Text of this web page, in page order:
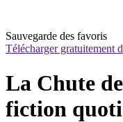
Sauvegarde des favoris
Télécharger gratuitement
La Chute
fiction